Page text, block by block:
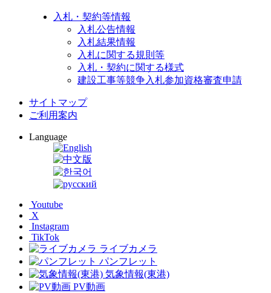
入札・契約等情報
入札公告情報
入札結果情報
入札に関する規則等
入札・契約に関する様式
建設工事等競争入札参加資格審査申請
サイトマップ
ご利用案内
Language
Youtube
X
Instagram
TikTok
ライブカメラ
パンフレット
気象情報(東港)
PV動画